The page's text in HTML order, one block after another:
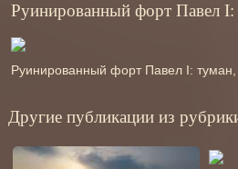
Руинированный форт Павел
Руинированный форт Павел І:
Другие публикации из